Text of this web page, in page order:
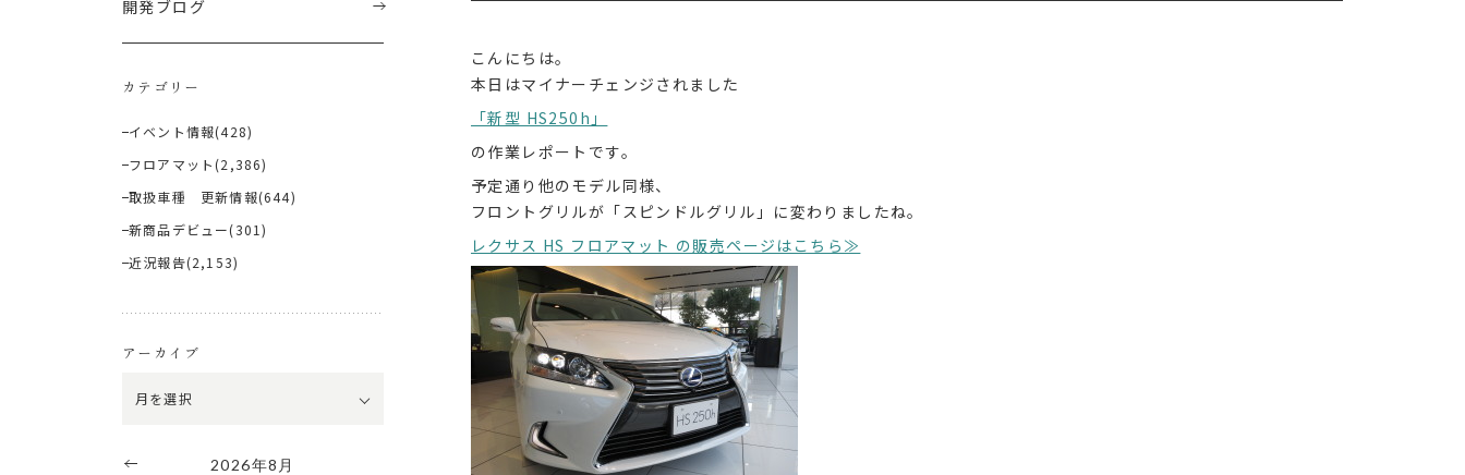
こんにちは。
本日はマイナーチェンジされました
「新型 HS250h」
の作業レポートです。
予定通り他のモデル同様、
フロントグリルが「スピンドルグリル」に変わりましたね。
レクサス HS フロアマット の販売ページはこちら≫
開発ブログ
カテゴリー
イベント情報(428)
フロアマット (2,386)
取扱車種 更新情報(644)
新商品デビュー(301)
近況報告(2,153)
アーカイブ
2026年8月